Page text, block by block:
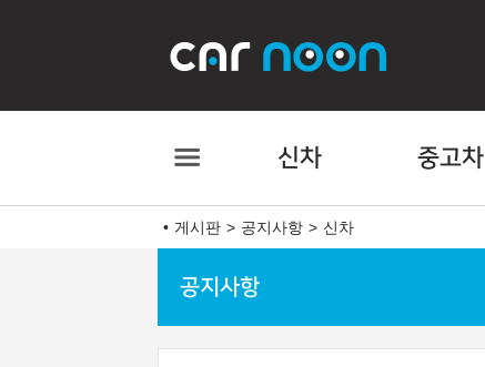
신차 중고차
게시판 공지사항 신차
공지사항